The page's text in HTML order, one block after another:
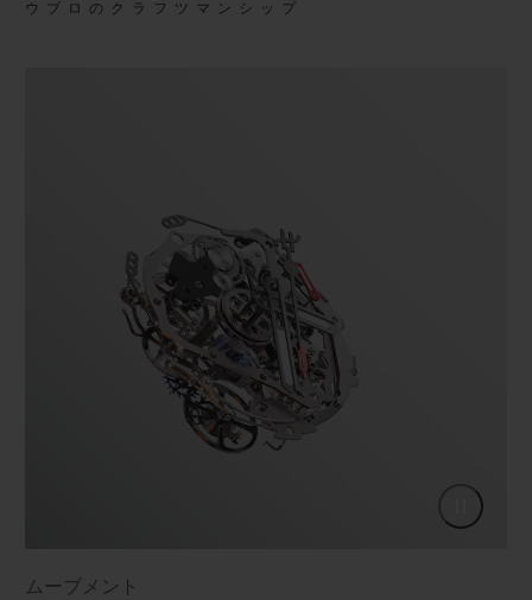
ウブロのクラフツマンシップ
ムーブメント